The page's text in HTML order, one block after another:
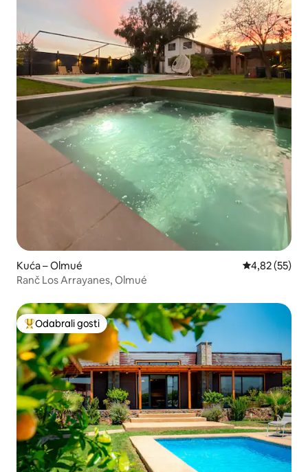
Kuća – Olmué Prosječna
4,82 (55)
Ranč Los Arrayanes, Olmué
Među najviše rangiranima s oznakom „Odabrali gosti”
Odabrali gosti